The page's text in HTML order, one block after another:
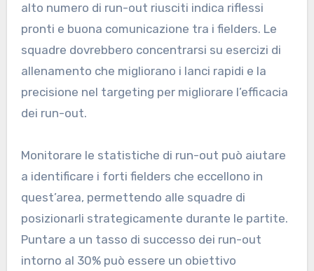
alto numero di run-out riusciti indica riflessi
pronti e buona comunicazione tra i fielders. Le
squadre dovrebbero concentrarsi su esercizi di
allenamento che migliorano i lanci rapidi e la
precisione nel targeting per migliorare l’efficacia
dei run-out.
Monitorare le statistiche di run-out può aiutare
a identificare i forti fielders che eccellono in
quest’area, permettendo alle squadre di
posizionarli strategicamente durante le partite.
Puntare a un tasso di successo dei run-out
intorno al 30% può essere un obiettivo